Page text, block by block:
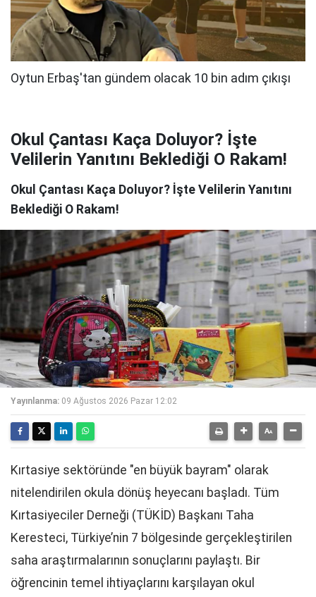
Okul Çantası Kaça Doluyor? İşte
Velilerin Yanıtını Beklediği O Rakam!
Okul Çantası Kaça Doluyor? İşte Velilerin Yanıtını
Beklediği O Rakam!
Yayınlanma: 09 Ağustos 2026 Pazar 12:02
Kırtasiye sektöründe "en büyük bayram" olarak
nitelendirilen okula dönüş heyecanı başladı. Tüm
Kırtasiyeciler Derneği (TÜKİD) Başkanı Taha
Keresteci, Türkiye’nin 7 bölgesinde gerçekleştirilen
saha araştırmalarının sonuçlarını paylaştı. Bir
öğrencinin temel ihtiyaçlarını karşılayan okul